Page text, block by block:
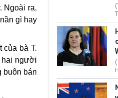
Ngoài ra,
gì hay
của bà T.
hai người
buôn bán